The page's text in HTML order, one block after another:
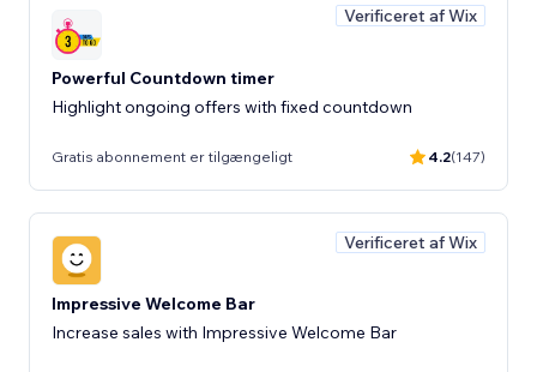
Verificeret af Wix
Powerful Countdown timer
Highlight ongoing offers with fixed countdown
Gratis abonnement er tilgængeligt 4.2(147)
Verificeret af Wix
Impressive Welcome Bar
Increase sales with Impressive Welcome Bar